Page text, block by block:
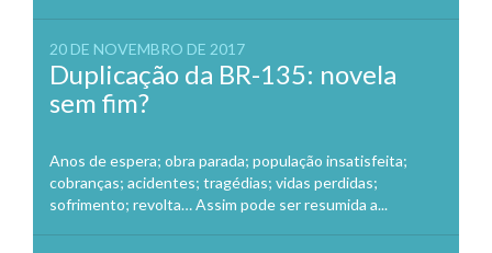
20 DE NOVEMBRO DE 2017
Duplicação da BR-135: novela
sem fim?
Anos de espera; obra parada; população insatisfeita;
cobranças; acidentes; tragédias; vidas perdidas;
sofrimento; revolta… Assim pode ser resumida a...